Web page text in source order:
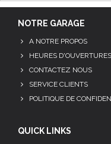
NOTRE GARAGE
A NOTRE PROPOS
HEURES D'OUVERTURES
CONTACTEZ NOUS
SERVICE CLIENTS
POLITIQUE DE
QUICK LINKS